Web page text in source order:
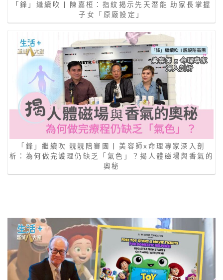
「鋒」繼續吹 | 陳嘉桓：指紋揭示先天潛能 助家長掌握
子女「原廠設定」
「鋒」繼續吹 靚靚陪審團 | 美容師x命理專家深入剖
析：為何做完護理仍缺乏「氣色」？揭人體磁場與香氣的
奧秘